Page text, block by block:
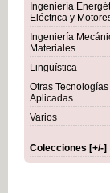
Ingeniería
Eléctrica y
Ingeniería
Materiales
Lingüística
Otras
Aplicadas
Varios
Colecciones [+/-]